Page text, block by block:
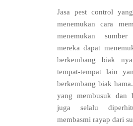
Jasa pest control
menemukan cara
menemukan
mereka dapat
berkembang biak
tempat-tempat lain
berkembang biak
yang membusuk dan
juga selalu
membasmi rayap dari